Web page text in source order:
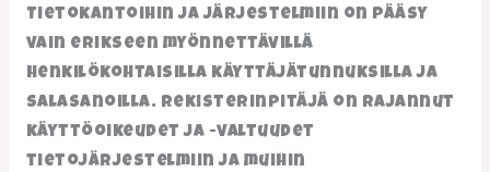
Tietokantoihin ja järjestelmiin on pääsy
vain erikseen myönnettävillä
henkilökohtaisilla käyttäjätunnuksilla ja
salasanoilla. Rekisterinpitäjä on rajannut
käyttöoikeudet ja -valtuudet
tietojärjestelmiin ja muihin